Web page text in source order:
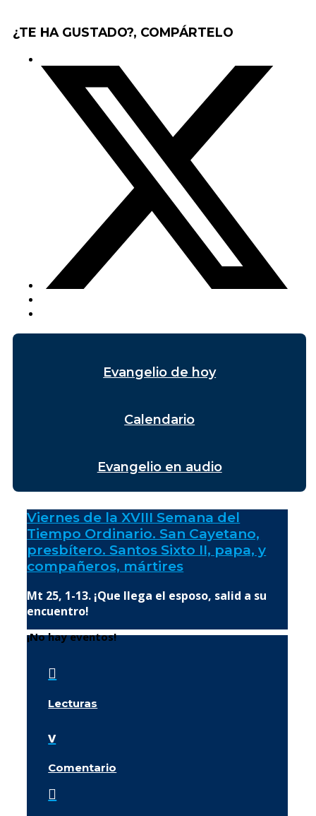
¿TE HA GUSTADO?, COMPÁRTELO
Evangelio de hoy
Calendario
Evangelio en audio
Viernes de la XVIII Semana del
Tiempo Ordinario. San Cayetano,
presbítero. Santos Sixto II, papa, y
compañeros, mártires
Mt 25, 1-13. ¡Que llega el esposo, salid a su
encuentro!
¡No hay eventos!

Lecturas
v
Comentario
